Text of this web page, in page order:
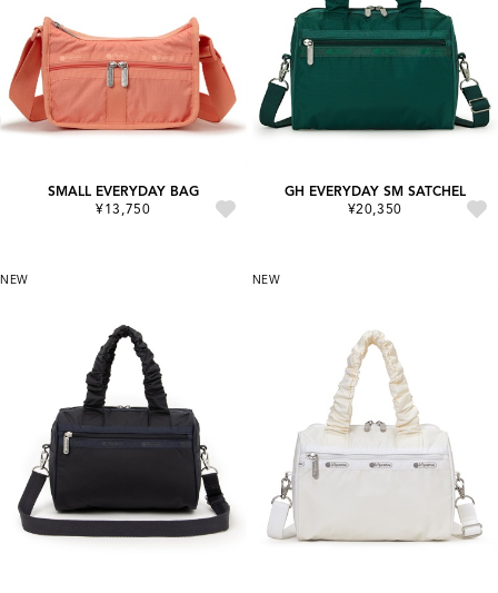
SMALL EVERYDAY BAG
¥13,750
GH EVERYDAY SM SATCHEL
¥20,350
NEW NEW